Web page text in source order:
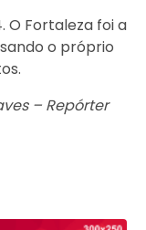
O Fortaleza foi a
o próprio
– Repórter